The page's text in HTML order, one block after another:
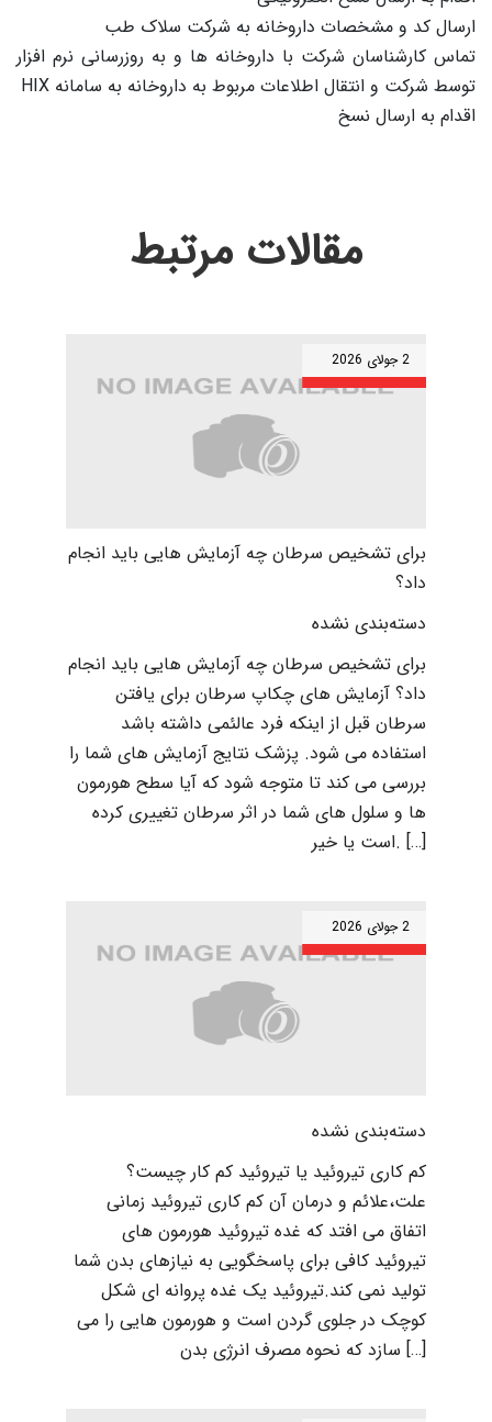
ارسال کد و مشخصات داروخانه به شرکت سلاک طب
تماس کارشناسان شرکت با داروخانه ها و به روزرسانی نرم افزار
توسط شرکت و انتقال اطلاعات مربوط به داروخانه به سامانه HIX
اقدام به ارسال نسخ
مقالات مرتبط
2 جولای 2026
برای تشخیص سرطان چه آزمایش هایی باید انجام
داد؟
دسته‌بندی نشده
برای تشخیص سرطان چه آزمایش هایی باید انجام
داد؟ آزمایش های چکاپ سرطان برای یافتن
سرطان قبل از اینکه فرد عالئمی داشته باشد
استفاده می شود. پزشک نتایج آزمایش های شما را
بررسی می کند تا متوجه شود که آیا سطح هورمون
ها و سلول های شما در اثر سرطان تغییری کرده
است یا خیر. […]
2 جولای 2026
دسته‌بندی نشده
کم کاری تیروئید یا تیروئید کم کار چیست؟
علت،علائم و درمان آن کم کاری تیروئید زمانی
اتفاق می افتد که غده تیروئید هورمون های
تیروئید کافی برای پاسخگویی به نیازهای بدن شما
تولید نمی کند.تیروئید یک غده پروانه ای شکل
کوچک در جلوی گردن است و هورمون هایی را می
سازد که نحوه مصرف انرژی بدن […]